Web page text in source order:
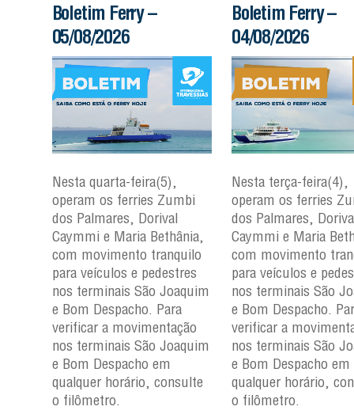
Boletim Ferry –
05/08/2026
Nesta quarta-feira(5),
operam os ferries Zumbi
dos Palmares, Dorival
Caymmi e Maria Bethânia,
com movimento tranquilo
para veículos e pedestres
nos terminais São Joaquim
e Bom Despacho. Para
verificar a movimentação
nos terminais São Joaquim
e Bom Despacho em
qualquer horário, consulte
o filômetro.
Boletim Ferry –
04/08/2026
Nesta terça-feira(4),
operam os ferries
dos Palmares,
Caymmi e Maria
com movimento
para veículos e
nos terminais São
e Bom Despacho.
verificar a
nos terminais São
e Bom Despacho em
qualquer horário,
o filômetro.